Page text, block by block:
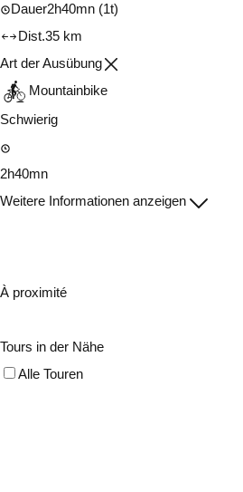
Dauer2h40mn (1t)
Dist.35 km
Art der Ausübung
Mountainbike
Schwierig
2h40mn
Weitere Informationen anzeigen
À proximité
Tours in der Nähe
Alle Touren